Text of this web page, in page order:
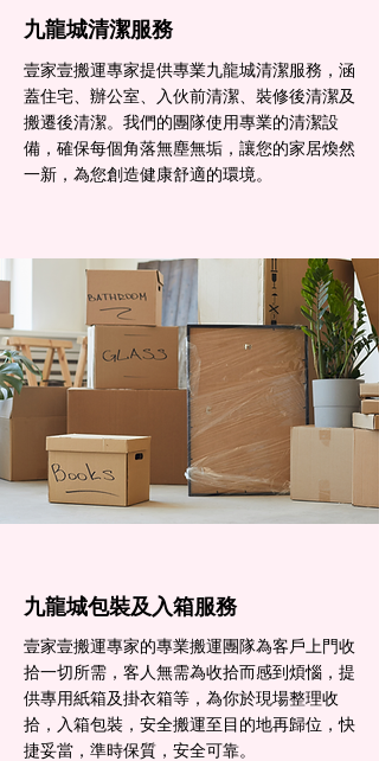
九龍城清潔服務
壹家壹搬運專家提供專業九龍城清潔服務，涵
蓋住宅、辦公室、入伙前清潔、裝修後清潔及
搬遷後清潔。我們的團隊使用專業的清潔設
備，確保每個角落無塵無垢，讓您的家居煥然
一新，為您創造健康舒適的環境。
九龍城包裝及入箱服務
壹家壹搬運專家的專業搬運團隊為客戶上門收
拾一切所需，客人無需為收拾而感到煩惱，提
供專用紙箱及掛衣箱等，為你於現場整理收
拾，入箱包裝，安全搬運至目的地再歸位，快
捷妥當，準時保質，安全可靠。